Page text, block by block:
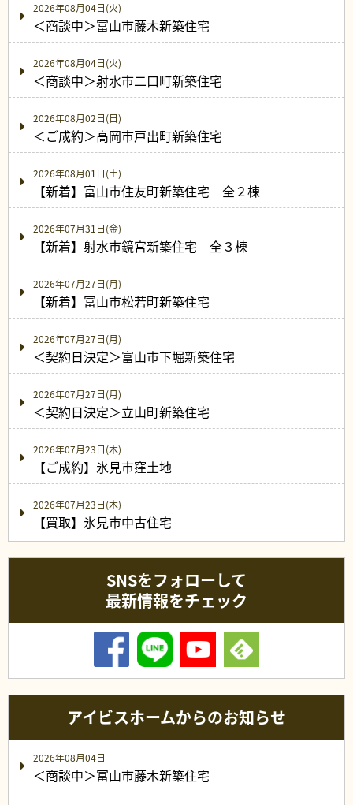
2026年08月04日(火)
＜商談中＞富山市藤木新築住宅
2026年08月04日(火)
＜商談中＞射水市二口町新築住宅
2026年08月02日(日)
＜ご成約＞高岡市戸出町新築住宅
2026年08月01日(土)
【新着】富山市住友町新築住宅 全２棟
2026年07月31日(金)
【新着】射水市鏡宮新築住宅 全３棟
2026年07月27日(月)
【新着】富山市松若町新築住宅
2026年07月27日(月)
＜契約日決定＞富山市下堀新築住宅
2026年07月27日(月)
＜契約日決定＞立山町新築住宅
2026年07月23日(木)
【ご成約】氷見市窪土地
2026年07月23日(木)
【買取】氷見市中古住宅
SNSをフォローして
最新情報をチェック
アイビスホームからのお知らせ
2026年08月04日
＜商談中＞富山市藤木新築住宅